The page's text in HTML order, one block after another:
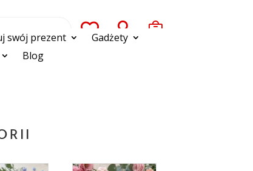
  
swój prezent
Gadżety
Blog